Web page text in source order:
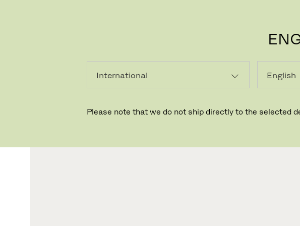
Please note that we do not ship directly to the selected